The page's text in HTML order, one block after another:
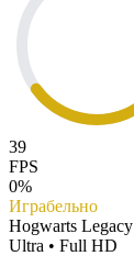
39
FPS
0%
Играбельно
Hogwarts Legacy
Ultra • Full HD